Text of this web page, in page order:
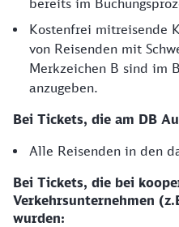
bereits im
Kostenfrei mitreisende
von Reisenden mit
Merkzeichen B sind im
anzugeben.
Bei Tickets, die am DB
Alle Reisenden in den
Bei Tickets, die bei
Verkehrsunternehmen
wurden: